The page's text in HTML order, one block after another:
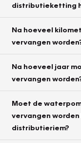
distributieketting
Na hoeveel
vervangen
Na hoeveel jaar
vervangen
Moet de
vervangen
distributieriem?